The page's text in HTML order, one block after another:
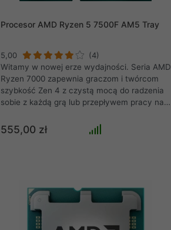
Procesor AMD Ryzen 5 7500F AM5 Tray
5,00
(4)
Witamy w nowej erze wydajności. Seria AMD
Ryzen 7000 zapewnia graczom i twórcom
szybkość Zen 4 z czystą mocą do radzenia
sobie z każdą grą lub przepływem pracy na
zaawansowany na świecie procesor do
komputerów PC dla graczy i twórców
555,00 zł